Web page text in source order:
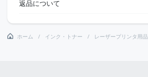
返品について
ホーム インク・トナー レーザープリンタ用品